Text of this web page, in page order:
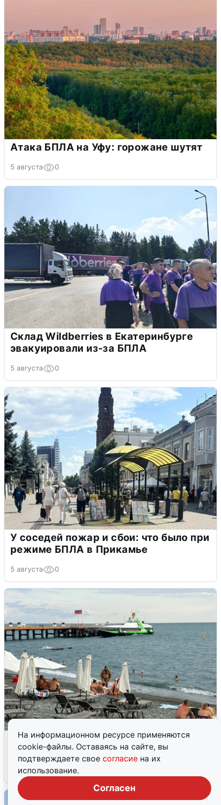
На информационном ресурсе применяются
cookie-файлы. Оставаясь на сайте, вы
подтверждаете свое согласие на их
использование.
Согласен
Атака БПЛА на Уфу: горожане шутят
5 августа 0
Склад Wildberries в Екатеринбурге
эвакуировали из-за БПЛА
5 августа 0
У соседей пожар и сбои: что было при
режиме БПЛА в Прикамье
5 августа 0
Жители и туристы Сочи рассказали
об атаке БПЛА 5 августа
5 августа 0